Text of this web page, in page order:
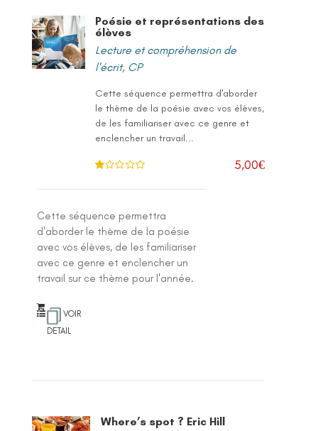
Poésie et représentations des
élèves
Lecture et compréhension de
l'écrit, CP
Cette séquence permettra d'aborder
le thème de la poésie avec vos élèves,
de les familiariser avec ce genre et
enclencher un travail...
0
su
5,00€
Cette séquence permettra
d'aborder le thème de la poésie
avec vos élèves, de les familiariser
avec ce genre et enclencher un
travail sur ce thème pour l'année.
VOIR
DETAIL
Where’s spot ? Eric Hill